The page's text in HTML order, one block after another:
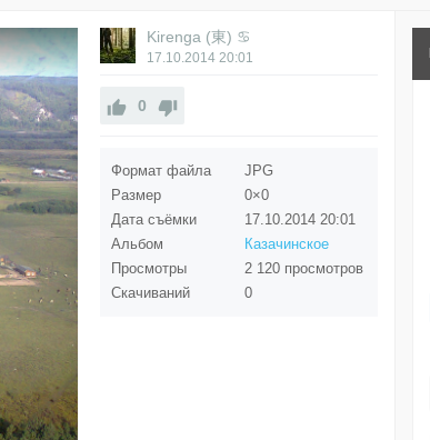
Kirenga (東) ♋
17.10.2014 20:01
0
Формат файла
JPG
Размер
0×0
Дата съёмки
17.10.2014 20:01
Альбом
Казачинское
Просмотры
2 120 просмотров
Скачиваний
0